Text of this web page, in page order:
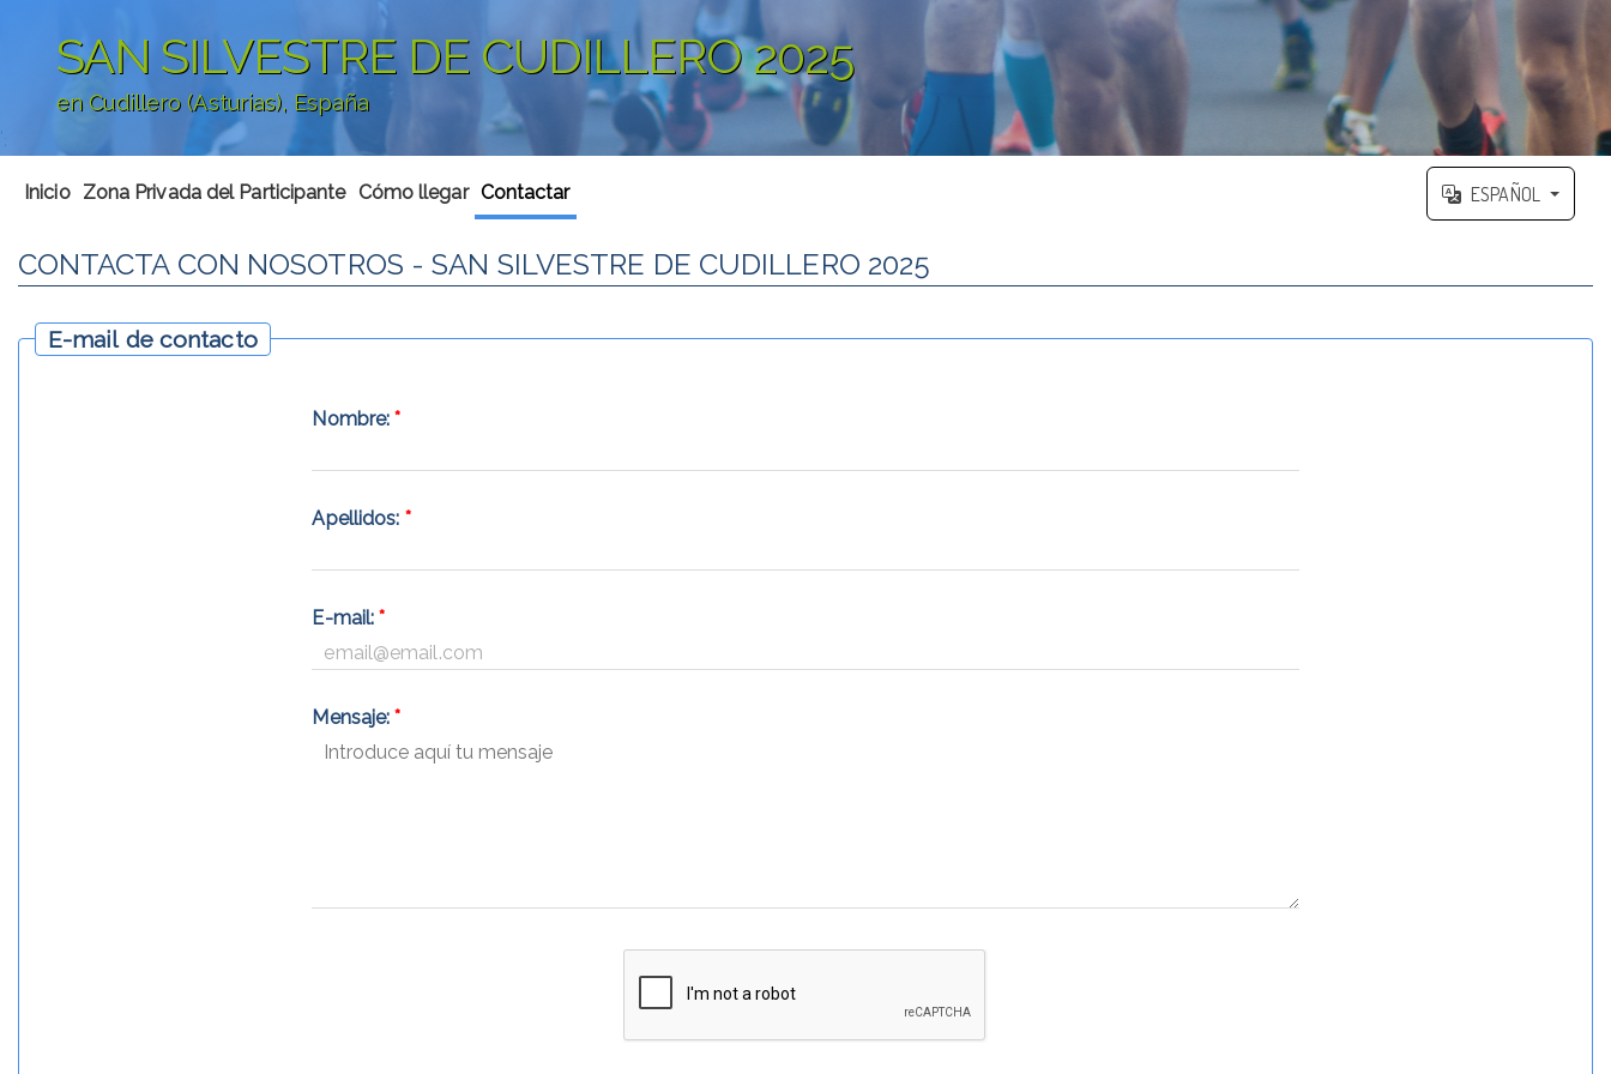
SAN SILVESTRE DE CUDILLERO 2025
en Cudillero (Asturias), España
';
Inicio Zona Privada del Participante Cómo llegar Contactar ESPAÑOL
CONTACTA CON NOSOTROS - SAN SILVESTRE DE CUDILLERO 2025
E-mail de contacto
Nombre:*
Apellidos: *
E-mail:*
Mensaje:*